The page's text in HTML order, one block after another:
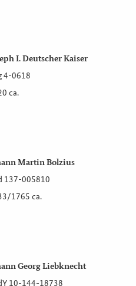
I. Deutscher Kaiser
4-0618
ca.
Martin Bolzius
137-005810
1765 ca.
Georg Liebknecht
10-144-18738